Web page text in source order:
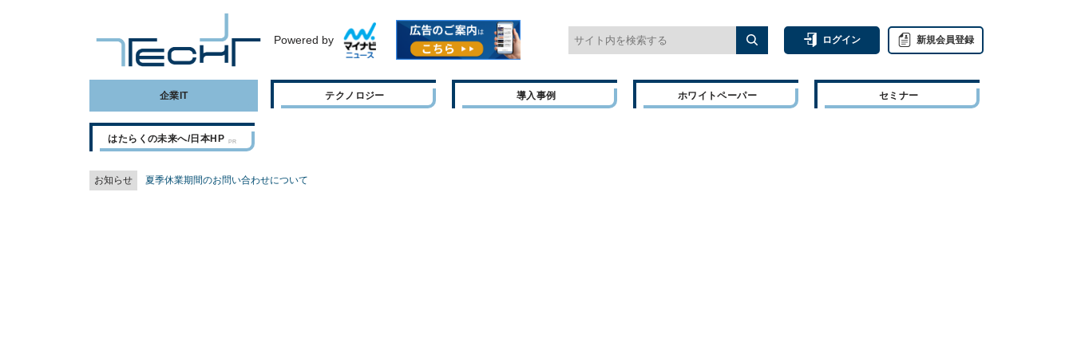
Powered by ログイン 新規会員登録
企業IT テクノロジー 導入事例 ホワイトペーパー セミナー
はたらくの未来へ/日本HP
お知らせ 夏季休業期間のお問い合わせについて